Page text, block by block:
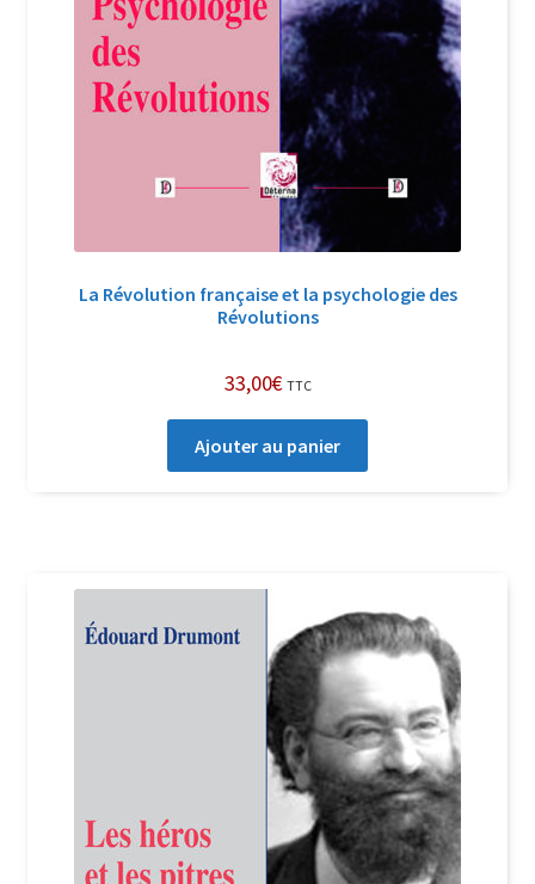
La Révolution française et la psychologie des
Révolutions
33,00€ TTC
Ajouter au panier